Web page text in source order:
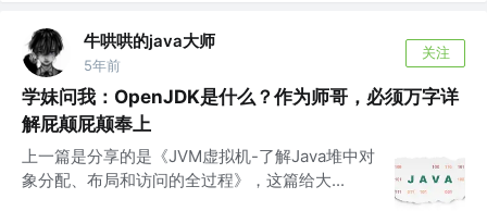
牛哄哄的java大师
5年前
关注
学妹问我：OpenJDK是什么？作为师哥，必须万字详
解屁颠屁颠奉上
上一篇是分享的是《JVM虚拟机-了解Java堆中对
象分配、布局和访问的全过程》，这篇给大...